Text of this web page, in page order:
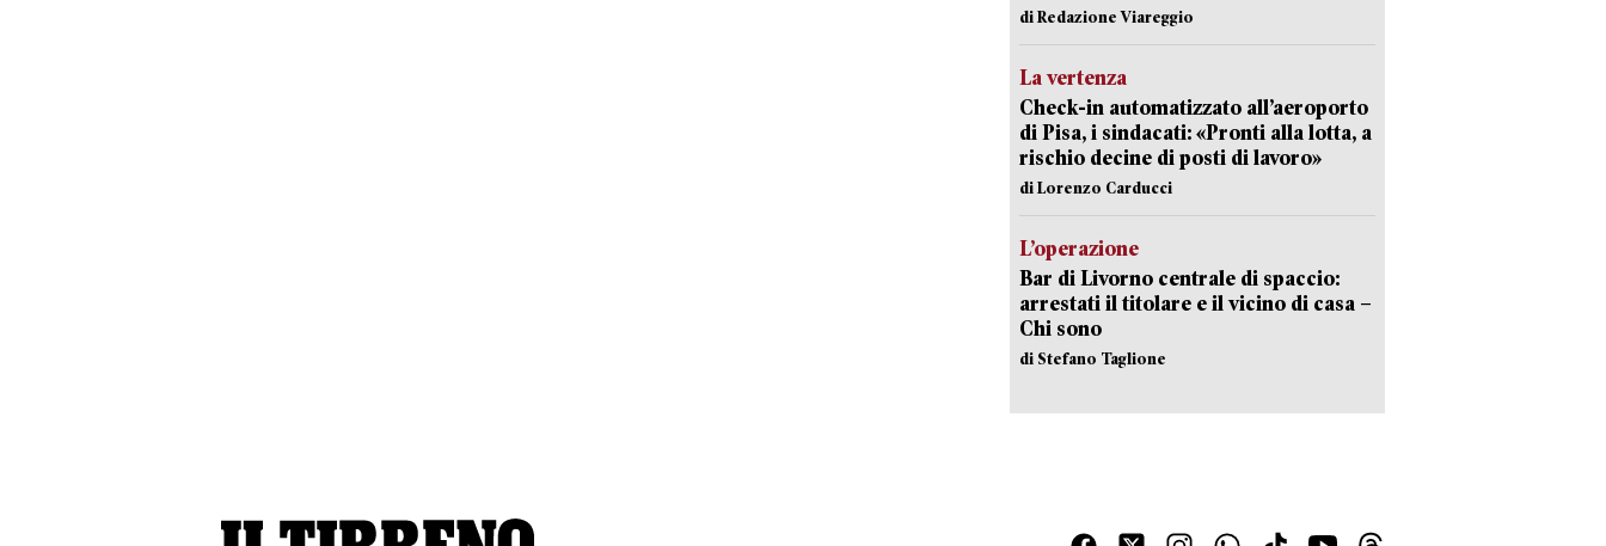
di Redazione Viareggio
La vertenza
Check-in automatizzato all’aeroporto
di Pisa, i sindacati: «Pronti alla lotta, a
rischio decine di posti di lavoro»
di Lorenzo Carducci
L’operazione
Bar di Livorno centrale di spaccio:
arrestati il titolare e il vicino di casa –
Chi sono
di Stefano Taglione